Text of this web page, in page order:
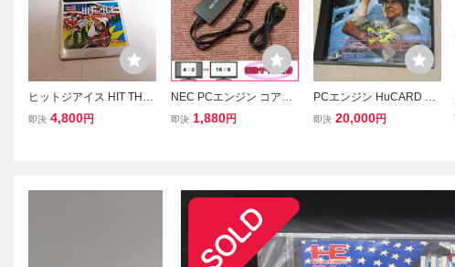
ヒットジアイス HIT THE I
CE PCエンジン ゲームソ
即決 4,800円
NEC PCエンジン コアグ
ラフィックス DUO 用 HD
即決 1,880円
PCエンジン HuCARD ジ
ャッキーチェン 成龍 Vol.
即決 20,000円